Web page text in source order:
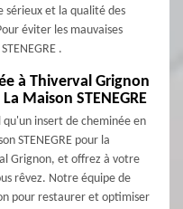
sérieux et la qualité des
éviter les mauvaises
.
à Thiverval Grignon
Maison STENEGRE
insert de cheminée en
STENEGRE pour la
Grignon, et offrez à votre
rêvez. Notre équipe de
pour restaurer et optimiser